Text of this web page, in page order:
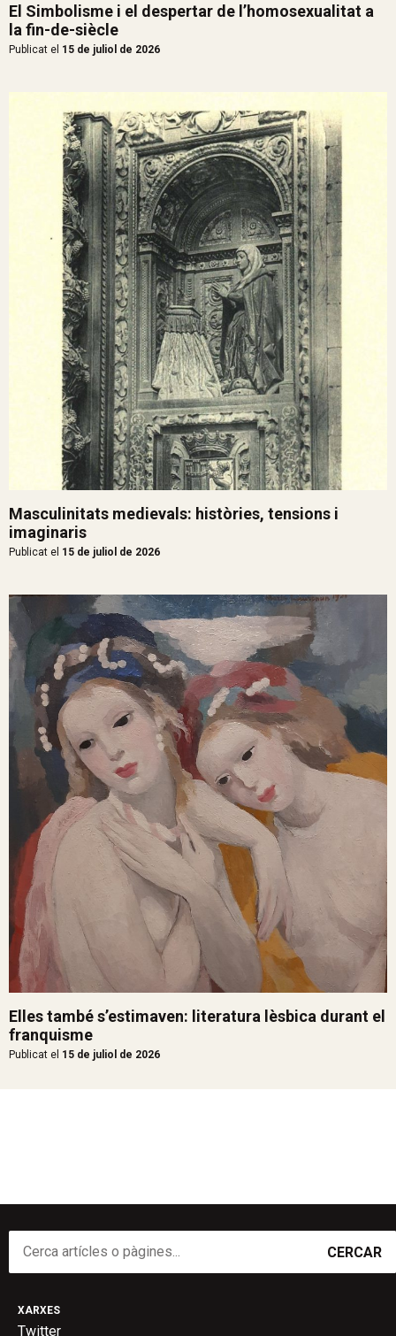
El Simbolisme i el despertar de l’homosexualitat a
la fin-de-siècle
Publicat el 15 de juliol de 2026
Masculinitats medievals: històries, tensions i
imaginaris
Publicat el 15 de juliol de 2026
Elles també s’estimaven: literatura lèsbica durant el
franquisme
Publicat el 15 de juliol de 2026
CERCAR
XARXES
Twitter